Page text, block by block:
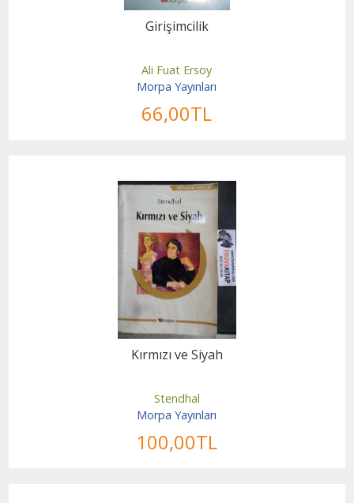
Girişimcilik
Ali Fuat Ersoy
Morpa Yayınları
66,00TL
Kırmızı ve Siyah
Stendhal
Morpa Yayınları
100,00TL